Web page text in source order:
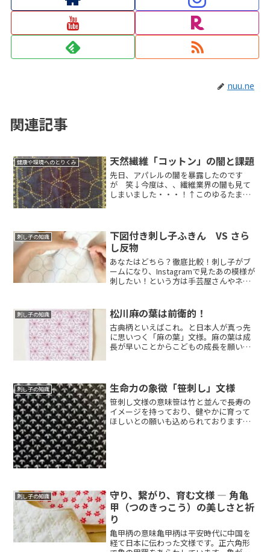
nuu.ne
関連記事
健康や環境へのとりくみ 天然繊維「コットン」の闇と課題
先日、アパレルの闇を暴露したのです
が 笑↓今度は、、繊維業界の闇も見て
しまいました・・・！↑このゆるたまオ
刺し子の知識
下図付き刺し子ふきん VS さら
し反物
あなたはどちら？徹底比較！刺し子がブ
ームになり、Instagramで見たあの模様が
刺したい！という方は手芸屋さんやネッ
刺し子の知識 松川麻の葉は前衛的！
古典柄といえばこれ。と日本人が真っ先
に思いつく「麻の葉」文様。麻の葉は成
長が早いことからこどもの成長を願い産
刺し子の知識 生命力の象徴「笹刺し」文様
笹刺し文様の意味笹は竹と並んで長寿の
イメージを持っており、健やかに育って
ほしいとの願いも込められております。
刺し子の知識
守り、繋がり、育む文様 ― 角亀
甲（つのきっこう）の美しさと祈
り
亀甲柄の意味亀甲柄は平安時代に中国を
経て日本に伝わった文様です。正六角形